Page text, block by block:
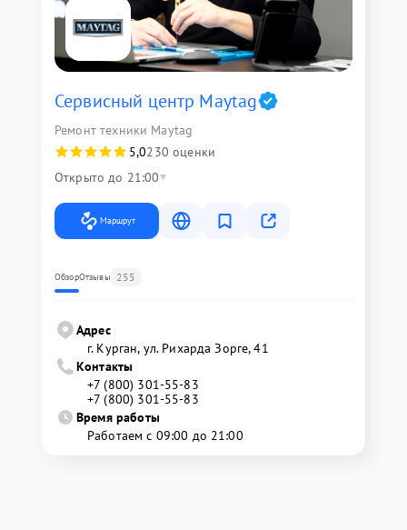
Сервисный центр Maytag
Ремонт техники Maytag
5,0230 оценки
Открыто до 21:00
Маршрут
ОбзорОтзывы 255
Адрес
г. Курган, ул. Рихарда Зорге, 41
Контакты
+7 (800) 301-55-83
+7 (800) 301-55-83
Время работы
Работаем с 09:00 до 21:00